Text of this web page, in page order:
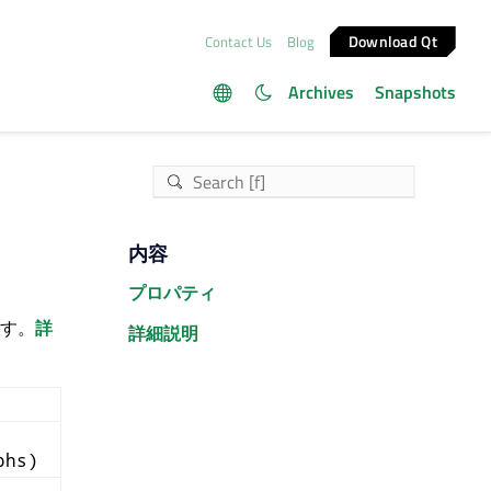
Contact Us Blog Download Qt
Archives Snapshots
。 詳
内容
プロパティ
詳細説明